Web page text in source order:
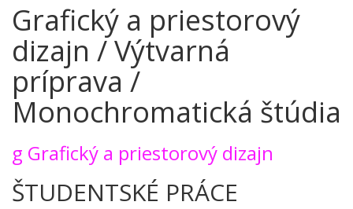
Grafický a priestorový
dizajn / Výtvarná
príprava /
Monochromatická štúdia
g Grafický a priestorový dizajn
ŠTUDENTSKÉ PRÁCE